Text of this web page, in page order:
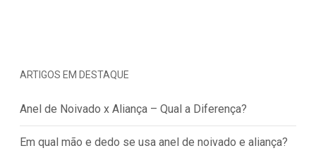
ARTIGOS EM DESTAQUE
Anel de Noivado x Aliança – Qual a Diferença?
Em qual mão e dedo se usa anel de noivado e aliança?